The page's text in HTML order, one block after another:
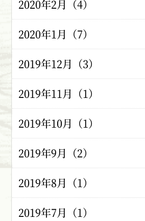
2020年2月（4）
2020年1月（7）
2019年12月（3）
2019年11月（1）
2019年10月（1）
2019年9月（2）
2019年8月（1）
2019年7月（1）